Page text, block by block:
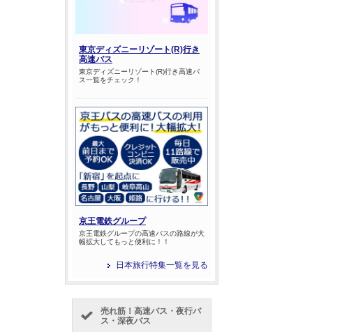
東京ディズニーリゾート(R)行き
高速バス
東京ディズニーリゾート(R)行き高速バ
ス一覧をチェック！
京王電鉄グループ
京王電鉄グループの高速バスの路線が大
幅拡大してもっと便利に！！
日本旅行特集一覧を見る
売れ筋！高速バス・夜行バ
ス・深夜バス